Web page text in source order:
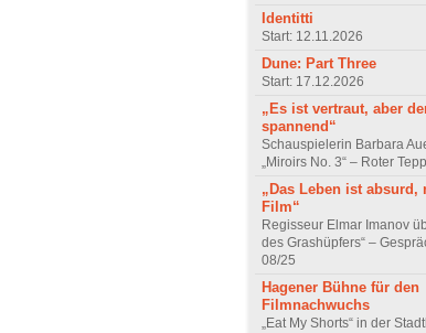
Identitti
Start: 12.11.2026
Dune: Part Three
Start: 17.12.2026
„Es ist vertraut, aber
spannend“
Schauspielerin Barbara
„Miroirs No. 3“ – Roter
„Das Leben ist absurd,
Film“
Regisseur Elmar Imanov
des Grashüpfers“ –
08/25
Hagener Bühne für den
Filmnachwuchs
„Eat My Shorts“ in der